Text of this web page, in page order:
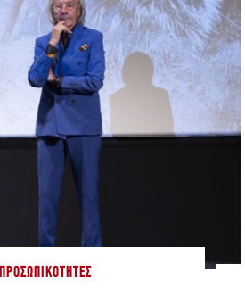
ΠΡΟΣΩΠΙΚΌΤΗΤΕΣ